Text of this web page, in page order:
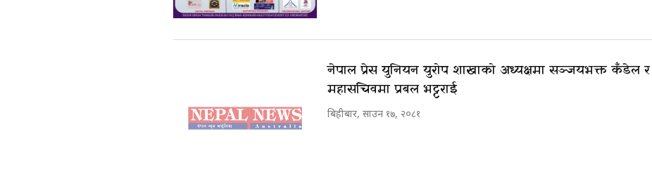
नेपाल प्रेस युनियन युरोप शाखाको अध्यक्षमा सञ्जयभक्त कँडेल र
महासचिवमा प्रबल भट्टराई
बिहीबार, साउन १७, २०८१